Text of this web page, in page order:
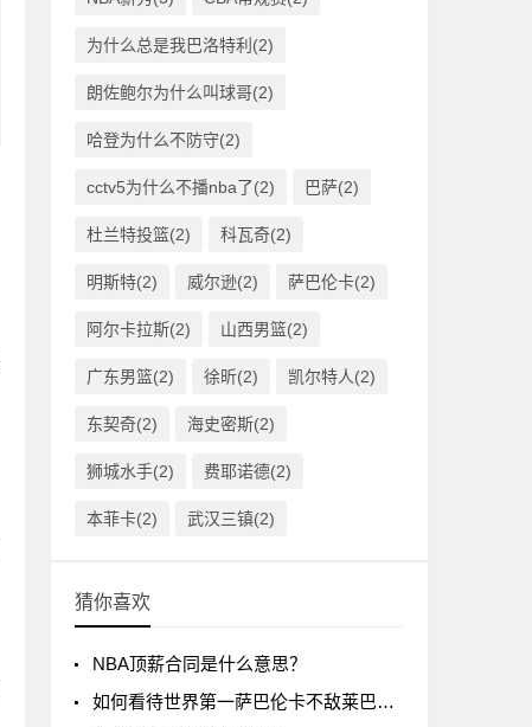
为什么总是我巴洛特利(2)
朗佐鲍尔为什么叫球哥(2)
哈登为什么不防守(2)
cctv5为什么不播nba了(2) 巴萨(2)
杜兰特投篮(2) 科瓦奇(2)
明斯特(2) 威尔逊(2) 萨巴伦卡(2)
阿尔卡拉斯(2) 山西男篮(2)
广东男篮(2) 徐昕(2) 凯尔特人(2)
东契奇(2) 海史密斯(2)
狮城水手(2) 费耶诺德(2)
本菲卡(2) 武汉三镇(2)
猜你喜欢
NBA顶薪合同是什么意思？
如何看待世界第一萨巴伦卡不敌莱巴金娜?